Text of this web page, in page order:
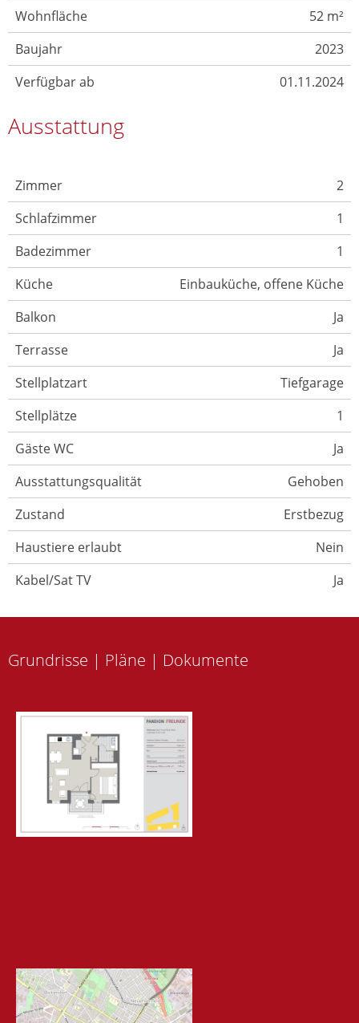
Wohnfläche
52 m²
Baujahr
2023
Verfügbar ab
01.11.2024
Ausstattung
Zimmer
2
Schlafzimmer
1
Badezimmer
1
Küche
Einbauküche, offene Küche
Balkon
Ja
Terrasse
Ja
Stellplatzart
Tiefgarage
Stellplätze
1
Gäste WC
Ja
Ausstattungsqualität
Gehoben
Zustand
Erstbezug
Haustiere erlaubt
Nein
Kabel/Sat TV
Ja
Grundrisse | Pläne | Dokumente